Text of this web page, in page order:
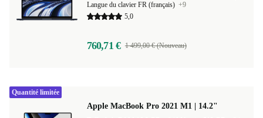
Langue du clavier FR (français) +9
5,0
760,71 € 1 499,00 € (Nouveau)
Apple MacBook Pro 2021 M1 | 14.2"
Quantité limitée